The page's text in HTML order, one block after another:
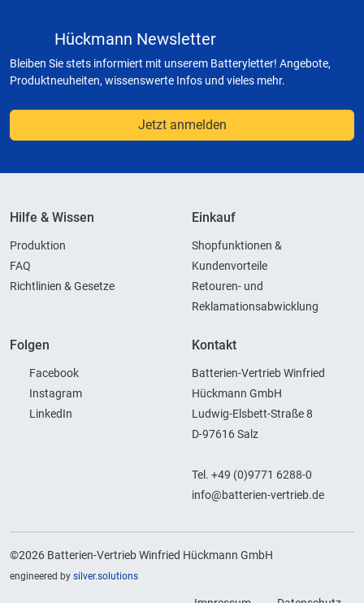
Hückmann Newsletter
Bleiben Sie stets informiert mit unserem Batteryletter! Angebote,
Produktneuheiten, wissenswerte Infos und vieles mehr.
Jetzt anmelden
Hilfe & Wissen
Produktion
FAQ
Richtlinien & Gesetze
Einkauf
Shopfunktionen &
Kundenvorteile
Retouren- und
Reklamationsabwicklung
Folgen
Facebook
Instagram
LinkedIn
Kontakt
Batterien-Vertrieb Winfried
Hückmann GmbH
Ludwig-Elsbett-Straße 8
D-97616 Salz
Tel. +49 (0)9771 6288-0
info@batterien-vertrieb.de
©2026 Batterien-Vertrieb Winfried Hückmann GmbH
engineered by silver.solutions